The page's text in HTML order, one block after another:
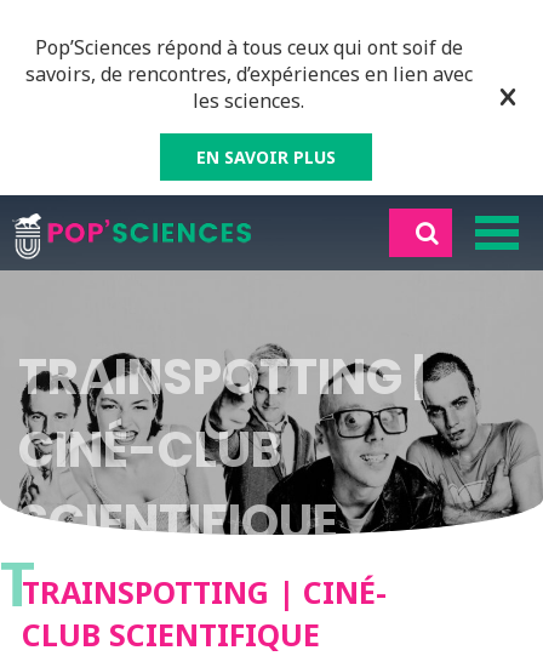
Pop’Sciences répond à tous ceux qui ont soif de
savoirs, de rencontres, d’expériences en lien avec
les sciences.
EN SAVOIR PLUS
TRAINSPOTTING |
CINÉ-CLUB
SCIENTIFIQUE
TTRAINSPOTTING | CINÉ-
CLUB SCIENTIFIQUE